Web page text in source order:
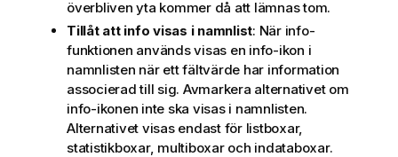
överbliven yta kommer då att lämnas tom.
Tillåt att info visas i namnlist: När info-
funktionen används visas en info-ikon i
namnlisten när ett fältvärde har information
associerad till sig. Avmarkera alternativet om
info-ikonen inte ska visas i namnlisten.
Alternativet visas endast för listboxar,
statistikboxar, multiboxar och indataboxar.